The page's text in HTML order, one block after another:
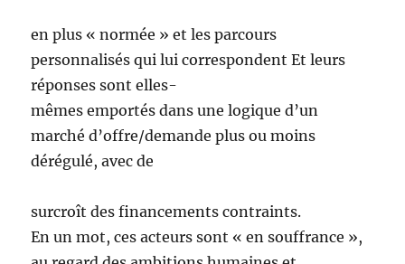
en plus « normée » et les parcours
personnalisés qui lui correspondent Et leurs
réponses sont elles-
mêmes emportés dans une logique d’un
marché d’offre/demande plus ou moins
dérégulé, avec de
surcroît des financements contraints.
En un mot, ces acteurs sont « en souffrance »,